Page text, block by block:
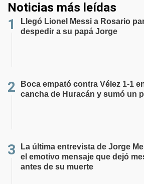
Noticias más leídas
Llegó Lionel Messi a Rosario
despedir a su papá Jorge
Boca empató contra Vélez 1-1
cancha de Huracán y sumó un
La última entrevista de Jorge
el emotivo mensaje que dejó
antes de su muerte